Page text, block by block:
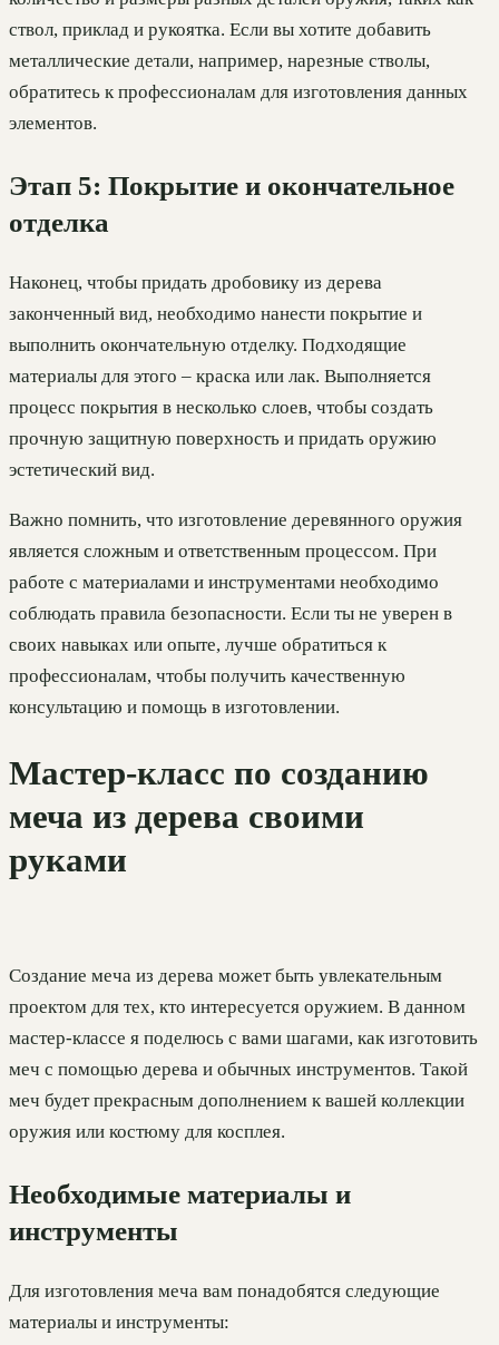
ствол, приклад и рукоятка. Если вы хотите добавить
металлические детали, например, нарезные стволы,
обратитесь к профессионалам для изготовления данных
элементов.
Этап 5: Покрытие и окончательное
отделка
Наконец, чтобы придать дробовику из дерева
законченный вид, необходимо нанести покрытие и
выполнить окончательную отделку. Подходящие
материалы для этого – краска или лак. Выполняется
процесс покрытия в несколько слоев, чтобы создать
прочную защитную поверхность и придать оружию
эстетический вид.
Важно помнить, что изготовление деревянного оружия
является сложным и ответственным процессом. При
работе с материалами и инструментами необходимо
соблюдать правила безопасности. Если ты не уверен в
своих навыках или опыте, лучше обратиться к
профессионалам, чтобы получить качественную
консультацию и помощь в изготовлении.
Мастер-класс по созданию
меча из дерева своими
руками
Создание меча из дерева может быть увлекательным
проектом для тех, кто интересуется оружием. В данном
мастер-классе я поделюсь с вами шагами, как изготовить
меч с помощью дерева и обычных инструментов. Такой
меч будет прекрасным дополнением к вашей коллекции
оружия или костюму для косплея.
Необходимые материалы и
инструменты
Для изготовления меча вам понадобятся следующие
материалы и инструменты: